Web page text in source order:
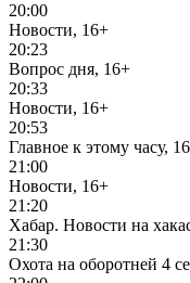
20:00
Новости, 16+
20:23
Вопрос дня, 16+
20:33
Новости, 16+
20:53
Главное к этому часу,
21:00
Новости, 16+
21:20
Хабар. Новости на
21:30
Охота на оборотней 4